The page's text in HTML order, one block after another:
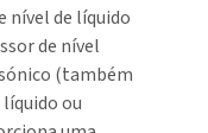
nível de líquido
de nível
(também
ou